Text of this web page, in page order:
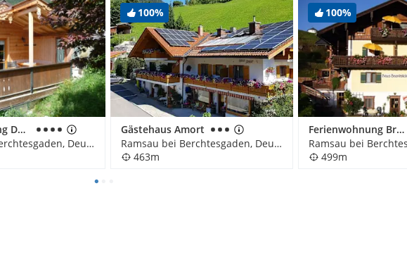
Ferienwohnung Datzenhäusl
Ramsau bei Berchtesgaden, Deutschland
100%
Gästehaus Amort
Ramsau bei Berchtesgaden, Deutschland
463m
100%
Ferienwohnung Brandstein
499m